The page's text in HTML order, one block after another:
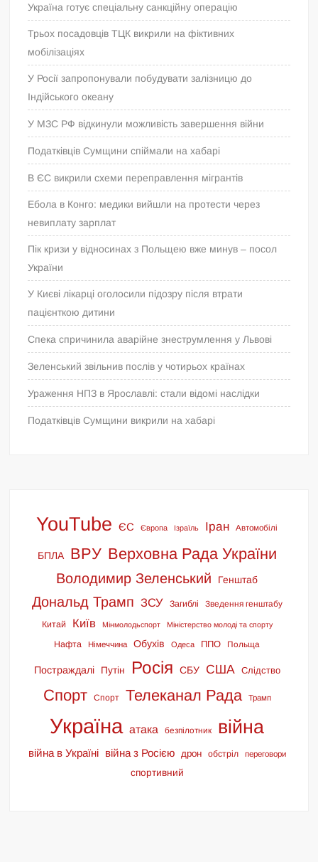
Україна готує спеціальну санкційну операцію
Трьох посадовців ТЦК викрили на фіктивних
мобілізаціях
У Росії запропонували побудувати залізницю до
Індійського океану
У МЗС РФ відкинули можливість завершення війни
Податківців Сумщини спіймали на хабарі
В ЄС викрили схеми переправлення мігрантів
Ебола в Конго: медики вийшли на протести через
невиплату зарплат
Пік кризи у відносинах з Польщею вже минув – посол
України
У Києві лікарці оголосили підозру після втрати
пацієнткою дитини
Спека спричинила аварійне знеструмлення у Львові
Зеленський звільнив послів у чотирьох країнах
Ураження НПЗ в Ярославлі: стали відомі наслідки
Податківців Сумщини викрили на хабарі
YouTube ЄС Європа Ізраїль Іран Автомобілі
БПЛА ВРУ Верховна Рада України
Володимир Зеленський Генштаб
Дональд Трамп ЗСУ Загиблі Зведення генштабу
Китай Київ Мінмолодьспорт Міністерство молоді та спорту
Нафта Німеччина Обухів Одеса ППО Польща
Постраждалі Путін Росія СБУ США Слідство
Спорт Спорт Телеканал Рада Трамп
Україна атака безпілотник війна
війна в Україні війна з Росією дрон обстріл переговори
спортивний